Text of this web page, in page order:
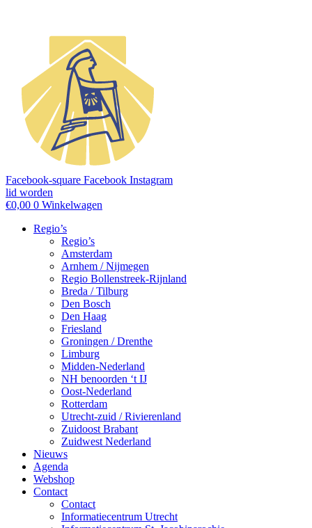
Facebook-square Facebook Instagram
lid worden
€0,00 0 Winkelwagen
Regio’s
Regio’s
Amsterdam
Arnhem / Nijmegen
Regio Bollenstreek-Rijnland
Breda / Tilburg
Den Bosch
Den Haag
Friesland
Groningen / Drenthe
Limburg
Midden-Nederland
NH benoorden ‘t IJ
Oost-Nederland
Rotterdam
Utrecht-zuid / Rivierenland
Zuidoost Brabant
Zuidwest Nederland
Nieuws
Agenda
Webshop
Contact
Contact
Informatiecentrum Utrecht